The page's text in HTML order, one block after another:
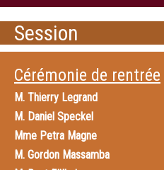
Session
Cérémonie de rentrée
M. Thierry Legrand
M. Daniel Speckel
Mme Petra Magne
M. Gordon Massamba